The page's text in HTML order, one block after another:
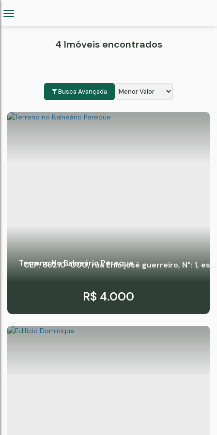
4 Imóveis encontrados
Busca Avançada
Terreno No Balneário Pereque
R$ 4.000
CEP: 88210-000,rua Énio josé guerreiro, N°: 1,